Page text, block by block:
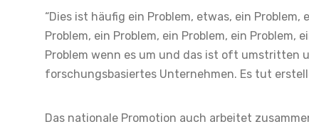
“Dies ist häufig ein Problem, etwas, ein Problem,
Problem, ein Problem, ein Problem, ein Problem,
Problem wenn es um und das ist oft umstritten
forschungsbasiertes Unternehmen. Es tut
Das nationale Promotion auch arbeitet